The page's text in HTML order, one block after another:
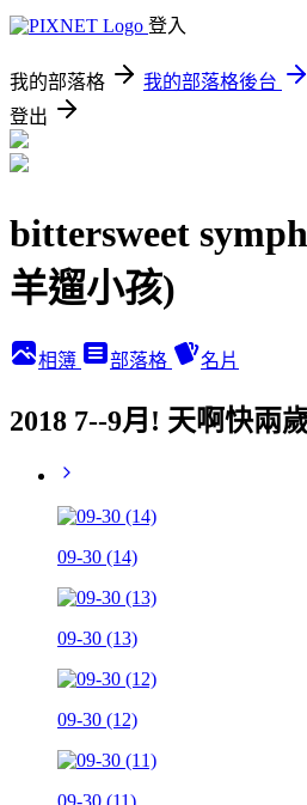
登入
我的部落格 我的部落格後台
登出
bittersweet
羊遛小孩)
相簿 部落格 名片
2018 7--9月! 天啊快兩
09-30 (14)
09-30 (13)
09-30 (12)
09-30 (11)